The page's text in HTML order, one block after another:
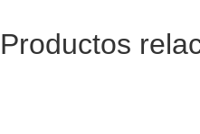
Productos